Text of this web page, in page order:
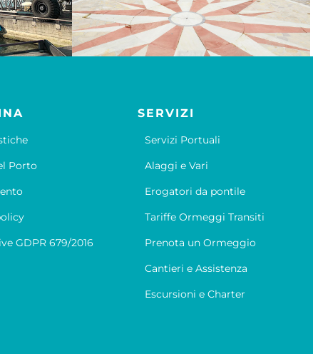
Porto
GDPR 679/2016
SERVIZI
Servizi Portuali
Alaggi e Vari
Erogatori da pontile
Tariffe Ormeggi Transiti
Prenota un Ormeggio
Cantieri e Assistenza
Escursioni e Charter